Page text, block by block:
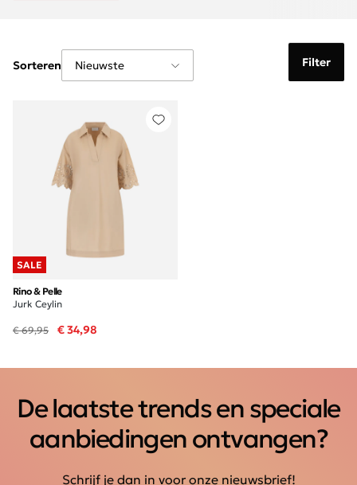
Filter
Sorteren
SALE
Rino & Pelle
Jurk Ceylin
€ 69,95 € 34,98
De laatste trends en speciale
aanbiedingen ontvangen?
Schrijf je dan in voor onze nieuwsbrief!